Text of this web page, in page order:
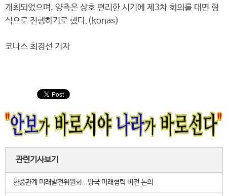
개최되었으며, 양측은 상호 편리한 시기에 제3차 회의를 대면 형
식으로 진행하기로 했다.(konas)
코나스 최경선 기자
관련기사보기
한중관계 미래발전위원회...양국 미래협력 비전 논의